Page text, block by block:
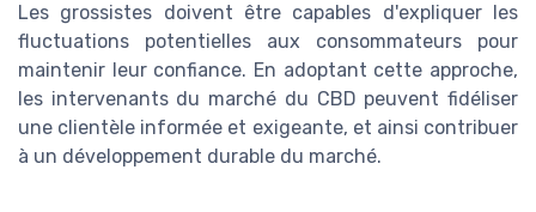
Les grossistes doivent être capables d'expliquer les
fluctuations potentielles aux consommateurs pour
maintenir leur confiance. En adoptant cette approche,
les intervenants du marché du CBD peuvent fidéliser
une clientèle informée et exigeante, et ainsi contribuer
à un développement durable du marché.